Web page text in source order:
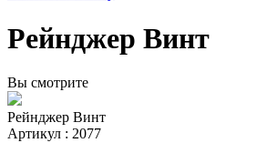
Рейнджер Винт
Вы смотрите
Рейнджер Винт
Артикул : 2077